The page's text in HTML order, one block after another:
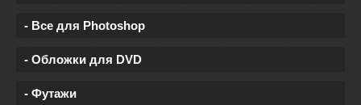
- Все для Photoshop
- Обложки для DVD
- Футажи